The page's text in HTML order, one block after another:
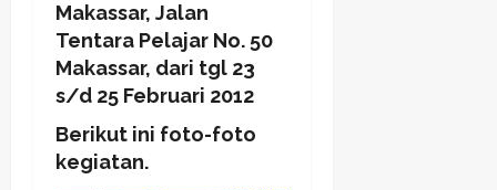
Makassar, Jalan
Tentara Pelajar No. 50
Makassar, dari tgl 23
s/d 25 Februari 2012
Berikut ini foto-foto
kegiatan.